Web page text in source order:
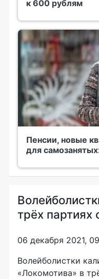
к 600 рублям
Пенсии, новые
для
трёх партиях
06 декабря 2021,
Волейболистки
«Локомотива» в